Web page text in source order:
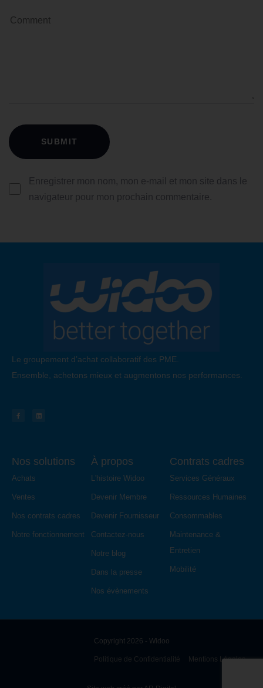
Enregistrer mon nom, mon e-mail et mon site dans le
navigateur pour mon prochain commentaire.
Le groupement d’achat collaboratif des PME.
Ensemble, achetons mieux et augmentons nos performances.
Nos solutions
Achats
Ventes
Nos contrats cadres
Notre fonctionnement
À propos
L'histoire Widoo
Devenir Membre
Devenir Fournisseur
Contactez-nous
Notre blog
Dans la presse
Nos évènements
Contrats cadres
Services Généraux
Ressources Humaines
Consommables
Maintenance &
Entretien
Mobilité
Copyright 2026 - Widoo
Politique de Confidentialité Mentions Légales